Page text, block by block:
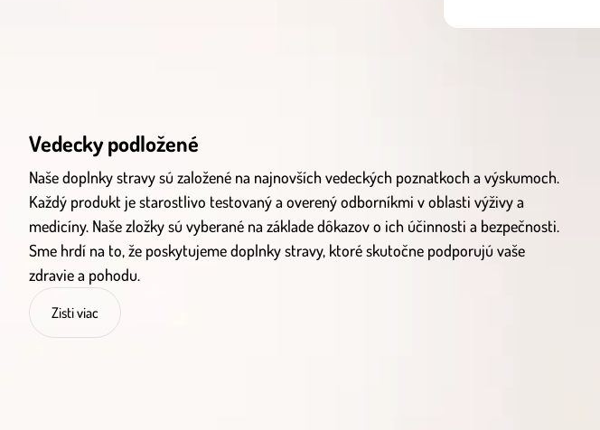
Vedecky podložené
Naše doplnky stravy sú založené na najnovších vedeckých poznatkoch a výskumoch.
Každý produkt je starostlivo testovaný a overený odborníkmi v oblasti výživy a
medicíny. Naše zložky sú vyberané na základe dôkazov o ich účinnosti a bezpečnosti.
Sme hrdí na to, že poskytujeme doplnky stravy, ktoré skutočne podporujú vaše
zdravie a pohodu.
Zisti viac